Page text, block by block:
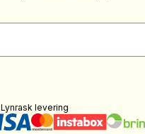
Lynrask levering